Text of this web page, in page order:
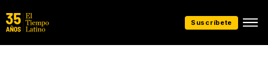
Suscríbete